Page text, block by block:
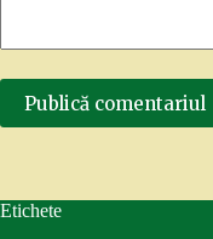
Publică comentariul
Etichete